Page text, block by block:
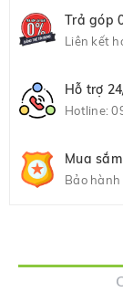
Trả góp
Liên kết
Hỗ trợ
Hotline:
Mua
Bảo